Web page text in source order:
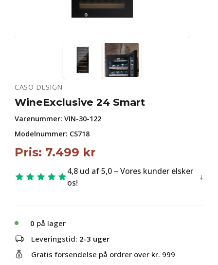
CASO DESIGN
WineExclusive 24 Smart
Varenummer: VIN-30-122
Modelnummer: CS718
Pris: 7.499 kr
4,8 ud af 5,0 – Vores kunder elsker
os!
0 på lager
Leveringstid: 2-3 uger
Gratis forsendelse på ordrer over kr. 999